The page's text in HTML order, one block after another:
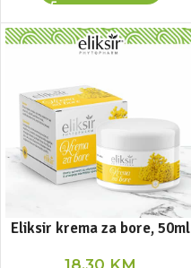
Eliksir krema za bore, 50ml
18,30 KM